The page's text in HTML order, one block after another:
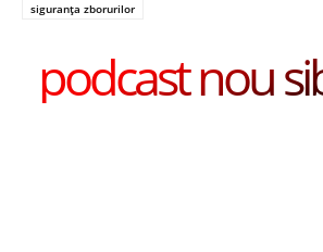
siguranța zborurilor
podcast nou